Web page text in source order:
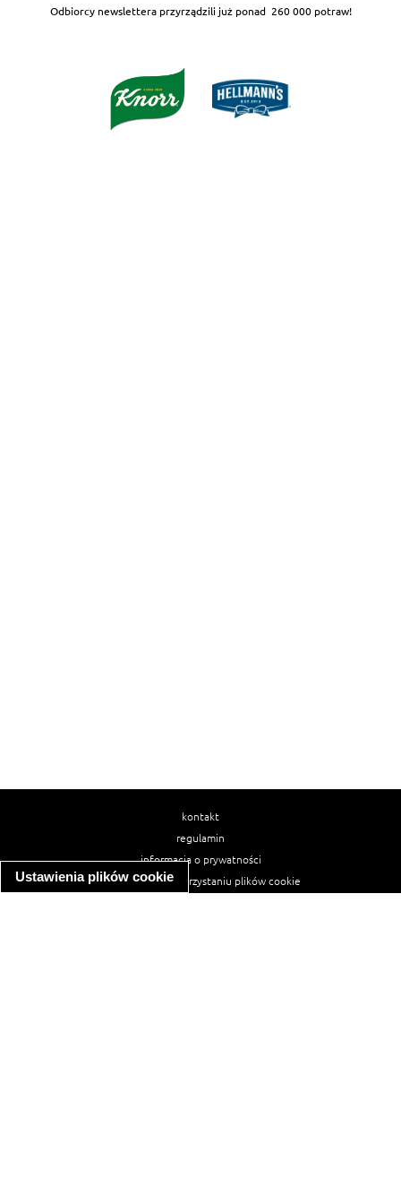
Ustawienia plików cookie
Odbiorcy newslettera przyrządzili już ponad 260 000 potraw!
kontakt
regulamin
informacja o prywatności
informacja o wykorzystaniu plików cookie